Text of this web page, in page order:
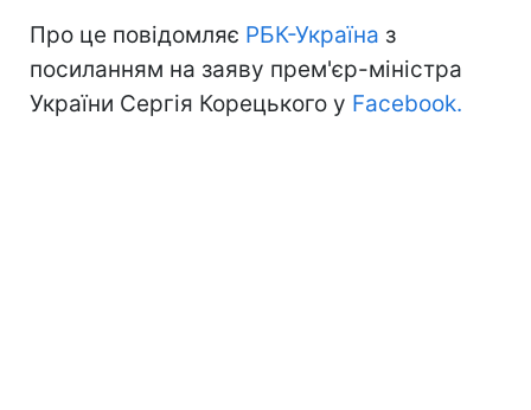
Про це повідомляє РБК-Україна з
посиланням на заяву прем'єр-міністра
України Сергія Корецького у Facebook.